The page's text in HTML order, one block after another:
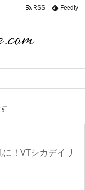
RSS Feedly
！VTシカデイリ